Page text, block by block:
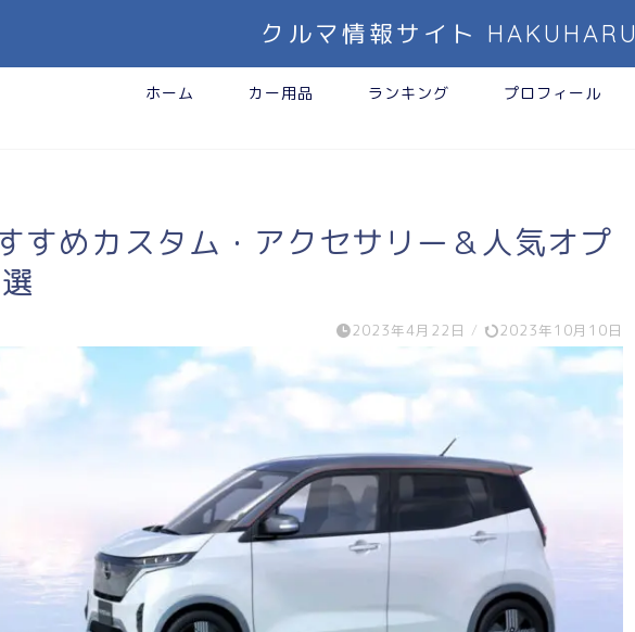
クルマ情報サイト HAKUHARU
ホーム カー用品 ランキング プロフィール
すめカスタム・アクセサリー＆人気オプ
2023年4月22日 / 2023年10月10日